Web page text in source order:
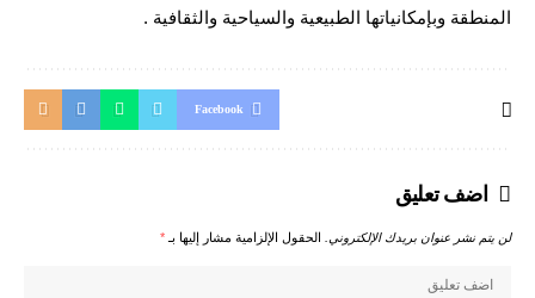
المنطقة وبإمكانياتها الطبيعية والسياحية والثقافية .
Facebook
اضف تعليق
لن يتم نشر عنوان بريدك الإلكتروني. الحقول الإلزامية مشار إليها بـ*